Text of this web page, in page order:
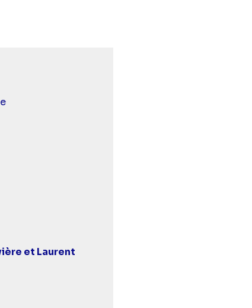
Canteloup - Episode 35" sur twitter
C'est Canteloup - Episode 35" sur facebook
et Laurent